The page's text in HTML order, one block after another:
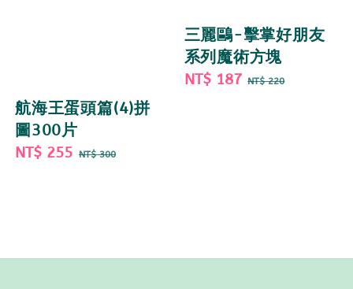
航海王蛋頭篇(4)拼
圖300片
Sale
NT$ 255 Regular
NT$ 300
三麗鷗-擊掌好朋友
系列魔術方塊
Sale
NT$ 187 Regular
NT$ 220